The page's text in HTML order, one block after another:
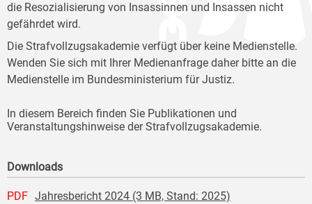
die Resozialisierung von Insassinnen und Insassen nicht
gefährdet wird.
Die Strafvollzugsakademie verfügt über keine Medienstelle.
Wenden Sie sich mit Ihrer Medienanfrage daher bitte an die
Medienstelle im Bundesministerium für Justiz.
In diesem Bereich finden Sie Publikationen und
Veranstaltungshinweise der Strafvollzugsakademie.
Downloads
PDF Jahresbericht 2024 (3 MB, Stand: 2025)